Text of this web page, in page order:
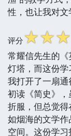
性，也让我对文
评分☆☆☆
常耀信先生的
灯塔，而这份
我打开了一扇通
初读《简史》
折服，但总觉
如烟海的文学
空间。这份学